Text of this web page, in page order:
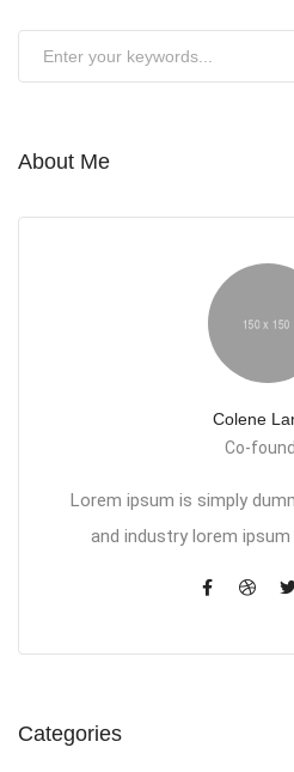
About Me
Colene
Co-
Lorem ipsum is simply
and industry lorem
Categories